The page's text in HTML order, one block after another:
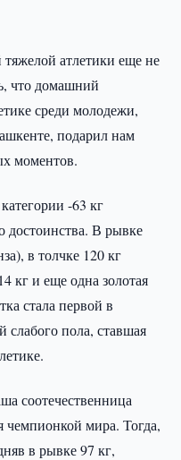
тяжелой атлетики еще не
что домашний
среди молодежи,
подарил нам
моментов.
-63 кг
достоинства. В рывке
в толчке 120 кг
кг и еще одна золотая
стала первой в
слабого пола, ставшая
соотечественница
чемпионкой мира. Тогда,
в рывке 97 кг,